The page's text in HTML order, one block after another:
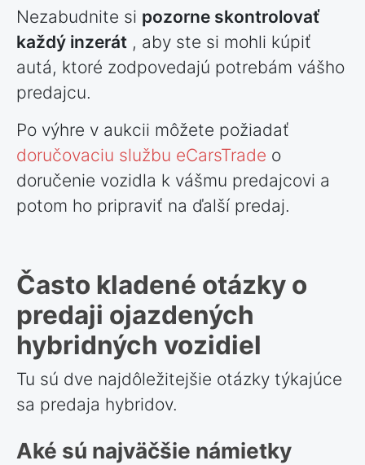
Nezabudnite si pozorne skontrolovať
každý inzerát , aby ste si mohli kúpiť
autá, ktoré zodpovedajú potrebám vášho
predajcu.
Po výhre v aukcii môžete požiadať
doručovaciu službu eCarsTrade o
doručenie vozidla k vášmu predajcovi a
potom ho pripraviť na ďalší predaj.
Často kladené otázky o
predaji ojazdených
hybridných vozidiel
Tu sú dve najdôležitejšie otázky týkajúce
sa predaja hybridov.
Aké sú najväčšie námietky